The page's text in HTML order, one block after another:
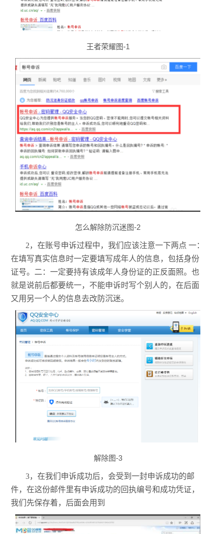
王者荣耀图-1
怎么解除防沉迷图-2
2，在账号申诉过程中，我们应该注意一下两点 一：
在填写真实信息时一定要填写成年人的信息，包括身份
证号。二：一定要持有该成年人身份证的正反面照。也
就是说前后都要统一，不能申诉时写个别人的，在后面
又用另一个人的信息去改防沉迷。
解除图-3
3，在我们申诉成功后，会受到一封申诉成功的邮
件，在这份邮件里有申诉成功的回执编号和成功凭证，
我们先保存着，后面会用到